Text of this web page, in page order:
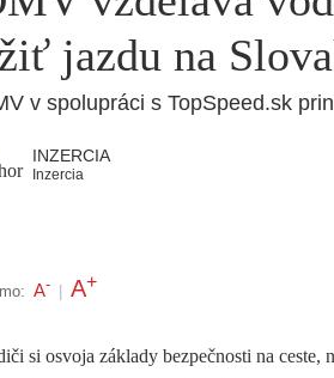
jazdu na
v spolupráci s TopSpeed.sk
INZERCIA
Inzercia
A- A+
si osvoja základy bezpečnosti na